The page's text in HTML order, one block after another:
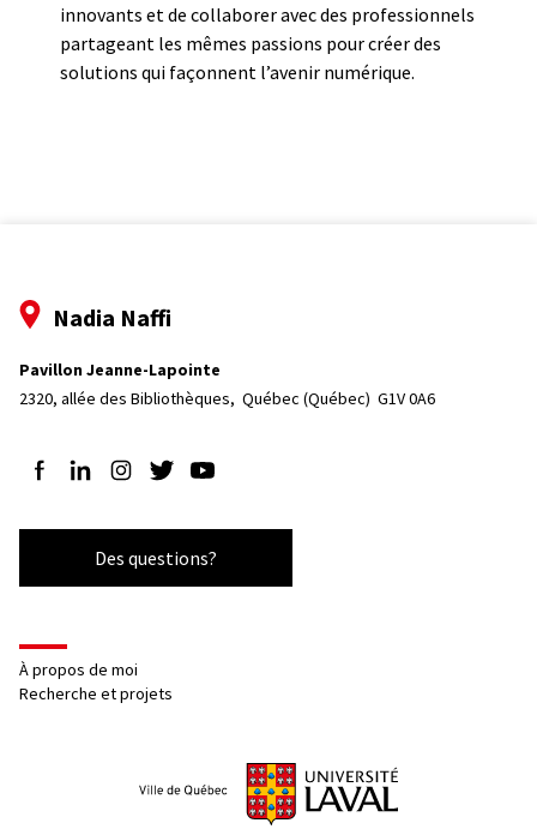
innovants et de collaborer avec des professionnels
partageant les mêmes passions pour créer des
solutions qui façonnent l’avenir numérique.
Nadia Naffi
Pavillon Jeanne-Lapointe
2320, allée des Bibliothèques, Québec (Québec)  G1V 0A6
Suivez-nous sur Facebook
Suivez-nous sur LinkedIn
Suivez-nous sur Instagram
Suivez-nous sur Twitter
Suivez-nous sur YouTube
Des questions?
À propos de moi
Recherche et projets